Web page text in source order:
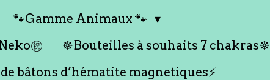
🐾Gamme Animaux 🐾
㊗️
☸️Bouteilles à souhaits 7 chakras☸️
de bâtons d’hématite magnetiques⚡️